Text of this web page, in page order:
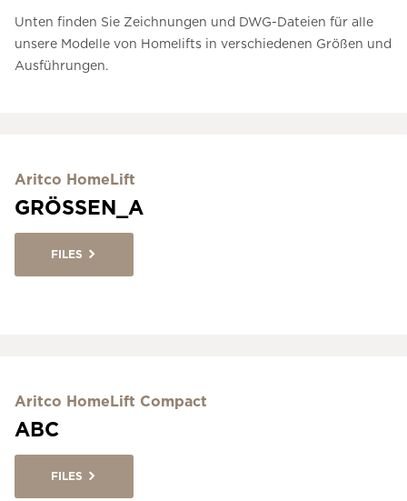
Unten finden Sie Zeichnungen und DWG-Dateien für alle
unsere Modelle von Homelifts in verschiedenen Größen und
Ausführungen.
Aritco HomeLift
GRÖSSEN_A
FILES
Aritco HomeLift Compact
ABC
FILES